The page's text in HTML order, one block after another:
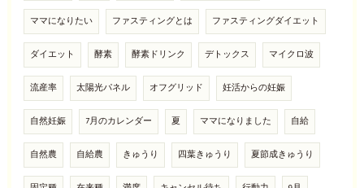
ママになりたい ファスティングとは ファスティングダイエット
ダイエット 酵素 酵素ドリンク デトックス マイクロ波
流産率 太陽光パネル オフグリッド 妊活からの妊娠
自然妊娠 7月のカレンダー 夏 ママになりました 自給
自然農 自給農 きゅうり 四葉きゅうり 夏節成きゅうり